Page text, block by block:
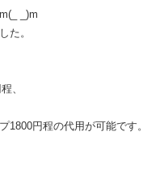
_)m
た。
、
1800円程の代用が可能です。